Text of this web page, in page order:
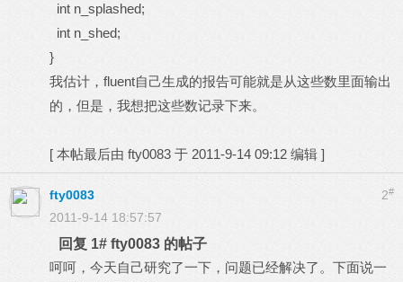
int n_splashed;
int n_shed;
}
我估计，fluent自己生成的报告可能就是从这些数里面输出
的，但是，我想把这些数记录下来。
[ 本帖最后由 fty0083 于 2011-9-14 09:12 编辑 ]
2#
fty0083
2011-9-14 18:57:57
回复 1# fty0083 的帖子
呵呵，今天自己研究了一下，问题已经解决了。下面说一